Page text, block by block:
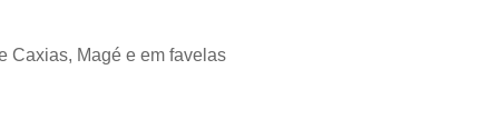
Caxias, Magé e em favelas